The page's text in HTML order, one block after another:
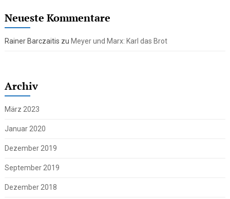
Neueste Kommentare
Rainer Barczaitis zu Meyer und Marx: Karl das Brot
Archiv
März 2023
Januar 2020
Dezember 2019
September 2019
Dezember 2018